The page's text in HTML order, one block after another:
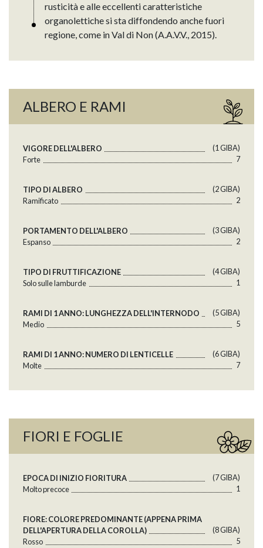
rusticità e alle eccellenti caratteristiche
organolettiche si sta diffondendo anche fuori
regione, come in Val di Non (A.A.V.V., 2015).
ALBERO E RAMI
VIGORE DELL'ALBERO
(1 GlBA)
Forte
7
TIPO DI ALBERO
(2 GlBA)
Ramificato
2
PORTAMENTO DELL'ALBERO
(3 GlBA)
Espanso
2
TIPO DI FRUTTIFICAZIONE
(4 GlBA)
Solo sulle lamburde
1
RAMI DI 1 ANNO: LUNGHEZZA DELL'INTERNODO
(5 GlBA)
Medio
5
RAMI DI 1 ANNO: NUMERO DI LENTICELLE
(6 GlBA)
Molte
7
FIORI E FOGLIE
EPOCA DI INIZIO FIORITURA
(7 GlBA)
Molto precoce
1
FIORE: COLORE PREDOMINANTE (APPENA PRIMA
DELL'APERTURA DELLA COROLLA)
(8 GlBA)
Rosso
5